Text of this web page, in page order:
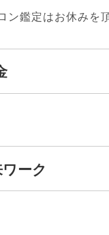
ン鑑定はお休みを
ーク